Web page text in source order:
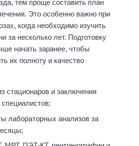
тем проще составить план
Это особенно важно при
когда необходимо изучить
за несколько лет. Подготовку
начать заранее, чтобы
их полноту и качество
стационаров и заключения
лабораторных анализов за